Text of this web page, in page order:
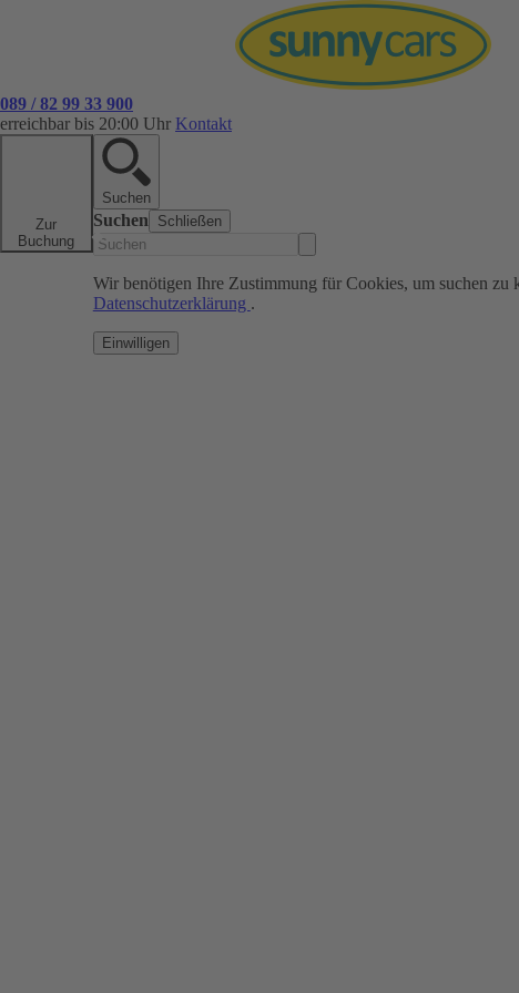
089 / 82 99 33 900
erreichbar bis 20:00 Uhr Kontakt
Zur
Buchung
Suchen
Suchen Schließen
Wir benötigen Ihre Zustimmung für Cookies, um suchen zu
Datenschutzerklärung .
Einwilligen